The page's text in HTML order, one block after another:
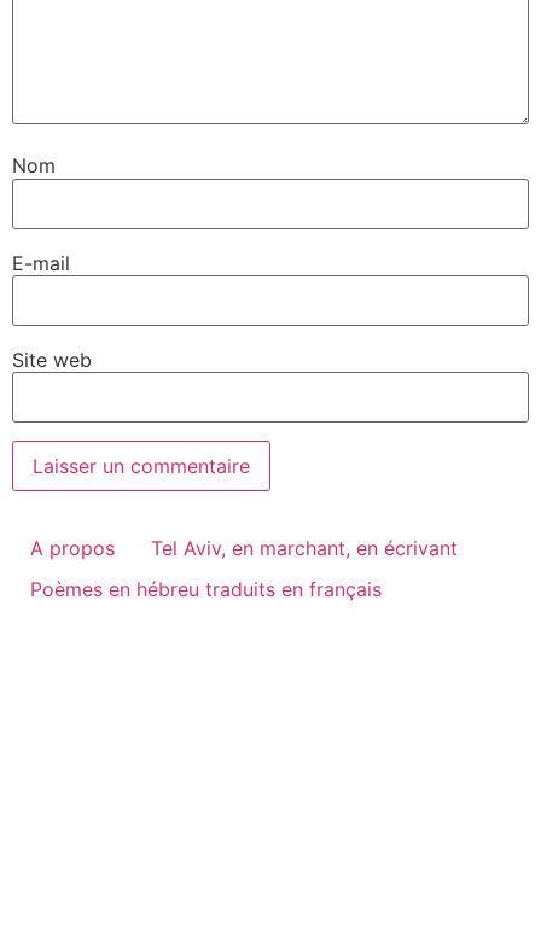
Nom
E-mail
Site web
A propos
Tel Aviv, en marchant, en écrivant
Poèmes en hébreu traduits en français